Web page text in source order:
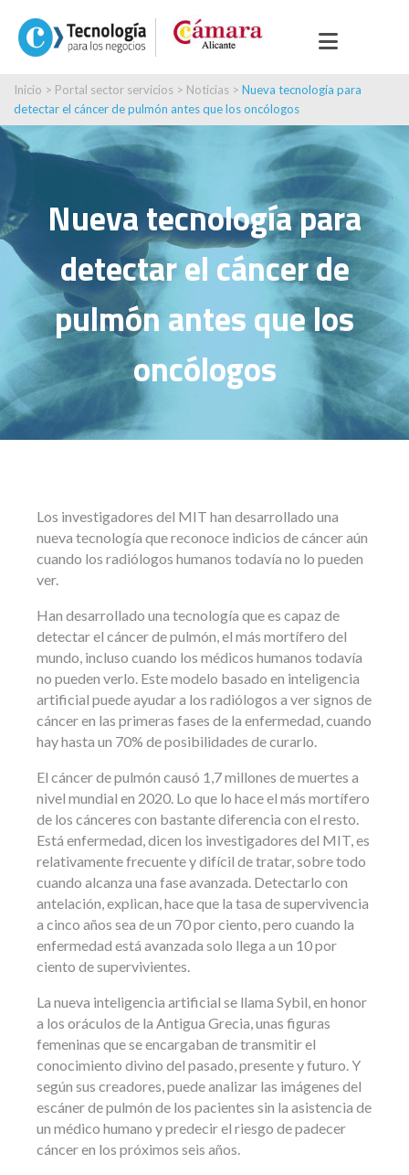
Inicio > Portal sector servicios > Noticias > Nueva tecnología para
detectar el cáncer de pulmón antes que los oncólogos
Nueva tecnología para
detectar el cáncer de
pulmón antes que los
oncólogos
Los investigadores del MIT han desarrollado una
nueva tecnología que reconoce indicios de cáncer aún
cuando los radiólogos humanos todavía no lo pueden
ver.
Han desarrollado una tecnología que es capaz de
detectar el cáncer de pulmón, el más mortífero del
mundo, incluso cuando los médicos humanos todavía
no pueden verlo. Este modelo basado en inteligencia
artificial puede ayudar a los radiólogos a ver signos de
cáncer en las primeras fases de la enfermedad, cuando
hay hasta un 70% de posibilidades de curarlo.
El cáncer de pulmón causó 1,7 millones de muertes a
nivel mundial en 2020. Lo que lo hace el más mortífero
de los cánceres con bastante diferencia con el resto.
Está enfermedad, dicen los investigadores del MIT, es
relativamente frecuente y difícil de tratar, sobre todo
cuando alcanza una fase avanzada. Detectarlo con
antelación, explican, hace que la tasa de supervivencia
a cinco años sea de un 70 por ciento, pero cuando la
enfermedad está avanzada solo llega a un 10 por
ciento de supervivientes.
La nueva inteligencia artificial se llama Sybil, en honor
a los oráculos de la Antigua Grecia, unas figuras
femeninas que se encargaban de transmitir el
conocimiento divino del pasado, presente y futuro. Y
según sus creadores, puede analizar las imágenes del
escáner de pulmón de los pacientes sin la asistencia de
un médico humano y predecir el riesgo de padecer
cáncer en los próximos seis años.